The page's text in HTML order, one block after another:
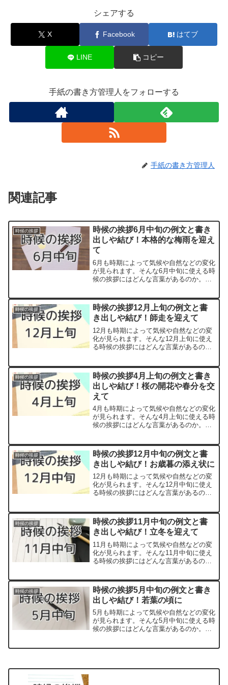
シェアする
X Facebook はてブ
LINE コピー
手紙の書き方管理人をフォローする
手紙の書き方管理人
関連記事
時候の挨拶
時候の挨拶6月中旬の例文と書き
出しや結び！本格的な梅雨を迎え
て
6月も時期によって気候や自然などの変化
が見られます。そんな6月中旬に使える時
候の挨拶にはどんな言葉があるのか。
方で和文調の柔らかい言い回しもあり、
季節の動植物の様子を取...
時候の挨拶
時候の挨拶12月上旬の例文と書
き出しや結び！師走を迎えて
12月も時期によって気候や自然などの変
化が見られます。そんな12月上旬に使え
る時候の挨拶にはどんな言葉があるの
う。一方で和文調の柔らかい言い回しも
あり、季節の動植物の様子...
時候の挨拶
時候の挨拶4月上旬の例文と書き
出しや結び！桜の開花や春分を交
えて
4月も時期によって気候や自然などの変化
が見られます。そんな4月上旬に使える時
候の挨拶にはどんな言葉があるのか。
方で、和文調の柔らかい言い回しもあ
り、季節の動植物の様子を...
時候の挨拶
時候の挨拶12月中旬の例文と書
き出しや結び！お歳暮の添え状に
12月も時期によって気候や自然などの変
化が見られます。そんな12月中旬に使え
る時候の挨拶にはどんな言葉があるの
う。一方で和文調の柔らかい言い回しも
あり、季節の動植物の様子...
時候の挨拶
時候の挨拶11月中旬の例文と書
き出しや結び！立冬を迎えて
11月も時期によって気候や自然などの変
化が見られます。そんな11月中旬に使え
る時候の挨拶にはどんな言葉があるの
う。一方で和文調の柔らかい言い回しも
あり、季節の動植物の様子...
時候の挨拶
時候の挨拶5月中旬の例文と書き
出しや結び！若葉の頃に
5月も時期によって気候や自然などの変化
が見られます。そんな5月中旬に使える時
候の挨拶にはどんな言葉があるのか。